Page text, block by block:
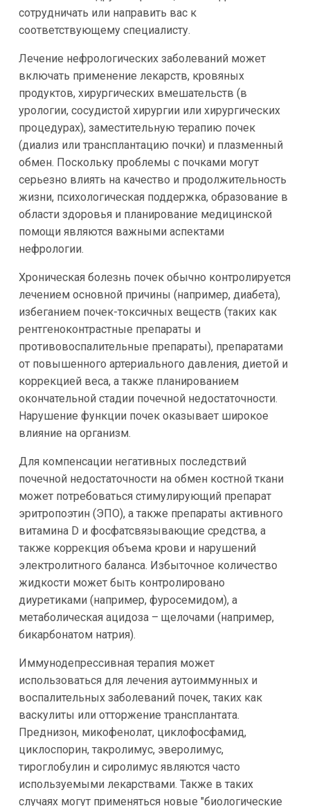
сотрудничать или направить вас к
соответствующему специалисту.
Лечение нефрологических заболеваний может
включать применение лекарств, кровяных
продуктов, хирургических вмешательств (в
урологии, сосудистой хирургии или хирургических
процедурах), заместительную терапию почек
(диализ или трансплантацию почки) и плазменный
обмен. Поскольку проблемы с почками могут
серьезно влиять на качество и продолжительность
жизни, психологическая поддержка, образование в
области здоровья и планирование медицинской
помощи являются важными аспектами
нефрологии.
Хроническая болезнь почек обычно контролируется
лечением основной причины (например, диабета),
избеганием почек-токсичных веществ (таких как
рентгеноконтрастные препараты и
противовоспалительные препараты), препаратами
от повышенного артериального давления, диетой и
коррекцией веса, а также планированием
окончательной стадии почечной недостаточности.
Нарушение функции почек оказывает широкое
влияние на организм.
Для компенсации негативных последствий
почечной недостаточности на обмен костной ткани
может потребоваться стимулирующий препарат
эритропоэтин (ЭПО), а также препараты активного
витамина D и фосфатсвязывающие средства, а
также коррекция объема крови и нарушений
электролитного баланса. Избыточное количество
жидкости может быть контролировано
диуретиками (например, фуросемидом), а
метаболическая ацидоза – щелочами (например,
бикарбонатом натрия).
Иммунодепрессивная терапия может
использоваться для лечения аутоиммунных и
воспалительных заболеваний почек, таких как
васкулиты или отторжение трансплантата.
Преднизон, микофенолат, циклофосфамид,
циклоспорин, такролимус, эверолимус,
тироглобулин и сиролимус являются часто
используемыми лекарствами. Также в таких
случаях могут применяться новые "биологические